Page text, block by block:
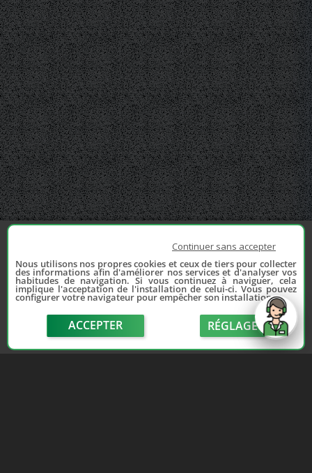
Continuer sans accepter
Nous utilisons nos propres cookies et ceux de tiers pour collecter
des informations afin d'améliorer nos services et d'analyser vos
habitudes de navigation. Si vous continuez à naviguer, cela
implique l'acceptation de l'installation de celui-ci. Vous pouvez
configurer votre navigateur pour empêcher son installation.
ACCEPTER RÉGLAGE